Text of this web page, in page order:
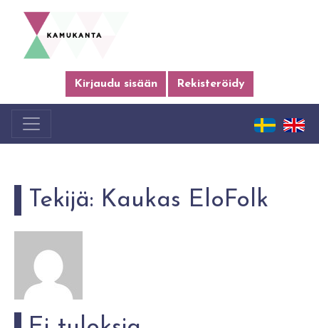
Kirjaudu sisään Rekisteröidy
Tekijä: Kaukas EloFolk